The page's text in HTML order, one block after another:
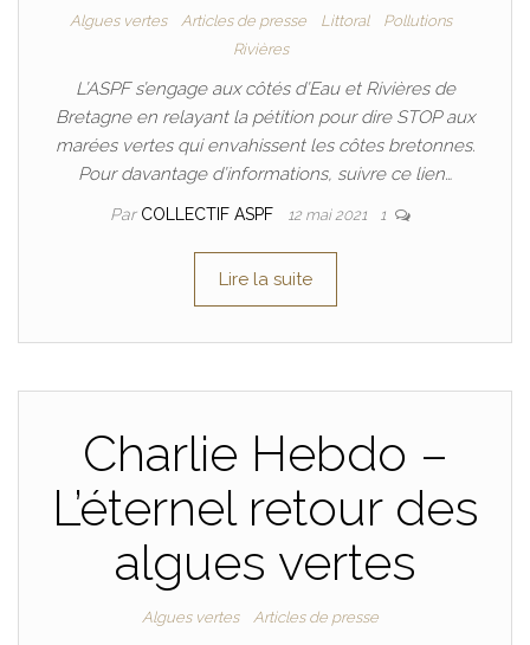
Algues vertes Articles de presse Littoral
Pollutions
Rivières
L’ASPF s’engage aux côtés d’Eau et Rivières de
Bretagne en relayant la pétition pour dire STOP aux
marées vertes qui envahissent les côtes bretonnes.
Pour davantage d’informations, suivre ce lien…
Par COLLECTIF ASPF 12 mai 2021 1
Lire la suite
Charlie Hebdo –
L’éternel retour des
algues vertes
Algues vertes Articles de presse